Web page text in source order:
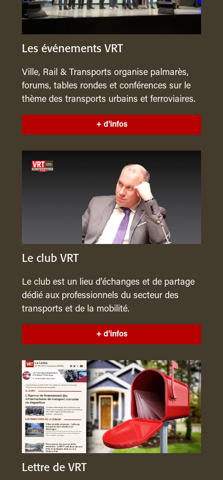
Les événements VRT
Ville, Rail & Transports organise palmarès,
forums, tables rondes et conférences sur le
thème des transports urbains et ferroviaires.
+ d'infos
Le club VRT
Le club est un lieu d’échanges et de partage
dédié aux professionnels du secteur des
transports et de la mobilité.
+ d'infos
Lettre de VRT